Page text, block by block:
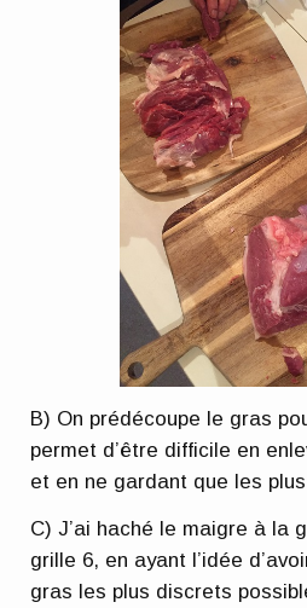
B) On prédécoupe le gras
permet d’être difficile en
et en ne gardant que les
C) J’ai haché le maigre à la
grille 6, en ayant l’idée
gras les plus discrets